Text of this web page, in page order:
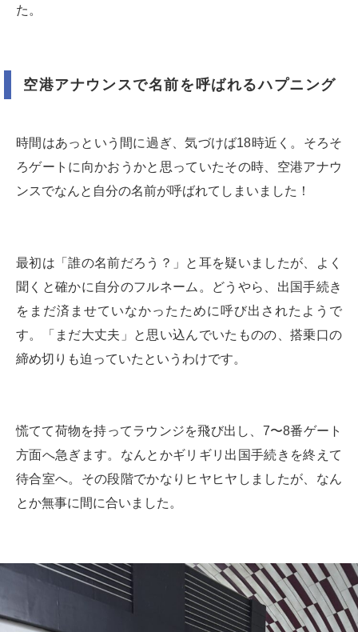
た。
空港アナウンスで名前を呼ばれるハプニング
時間はあっという間に過ぎ、気づけば18時近く。そろそ
ろゲートに向かおうかと思っていたその時、空港アナウ
ンスでなんと自分の名前が呼ばれてしまいました！
最初は「誰の名前だろう？」と耳を疑いましたが、よく
聞くと確かに自分のフルネーム。どうやら、出国手続き
をまだ済ませていなかったために呼び出されたようで
す。「まだ大丈夫」と思い込んでいたものの、搭乗口の
締め切りも迫っていたというわけです。
慌てて荷物を持ってラウンジを飛び出し、7〜8番ゲート
方面へ急ぎます。なんとかギリギリ出国手続きを終えて
待合室へ。その段階でかなりヒヤヒヤしましたが、なん
とか無事に間に合いました。